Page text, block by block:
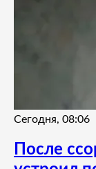
Сегодня, 08:06
После